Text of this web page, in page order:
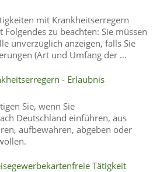
mit Krankheitserregern
Folgendes zu beachten: Sie müssen
unverzüglich anzeigen, falls Sie
(Art und Umfang der …
- Erlaubnis
Sie, wenn Sie
Deutschland einführen, aus
aufbewahren, abgeben oder
Tätigkeit